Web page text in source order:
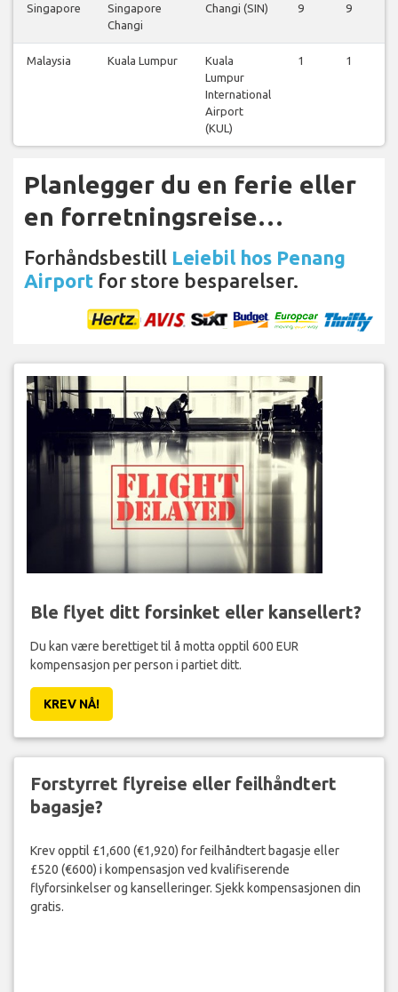
Singapore
Singapore
Changi
Changi (SIN) 9 9
Malaysia Kuala Lumpur
Kuala
Lumpur
International
Airport
(KUL)
1 1
Planlegger du en ferie eller
en forretningsreise…
Forhåndsbestill Leiebil hos Penang
Airport for store besparelser.
Ble flyet ditt forsinket eller kansellert?
Du kan være berettiget til å motta opptil 600 EUR
kompensasjon per person i partiet ditt.
KREV NÅ!
Forstyrret flyreise eller feilhåndtert
bagasje?
Krev opptil £1,600 (€1,920) for feilhåndtert bagasje eller
£520 (€600) i kompensasjon ved kvalifiserende
flyforsinkelser og kanselleringer. Sjekk kompensasjonen din
gratis.